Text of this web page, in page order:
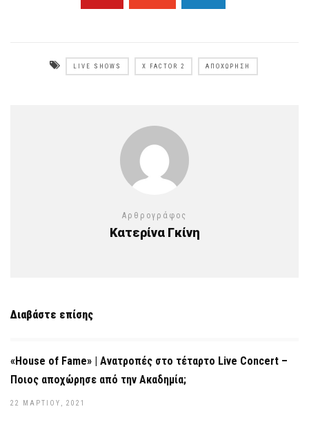
LIVE SHOWS X FACTOR 2 ΑΠΟΧΏΡΗΣΗ
Αρθρογράφος
Κατερίνα Γκίνη
Διαβάστε επίσης
«House of Fame» | Ανατροπές στο τέταρτο Live Concert –
Ποιος αποχώρησε από την Ακαδημία;
22 ΜΑΡΤΊΟΥ, 2021